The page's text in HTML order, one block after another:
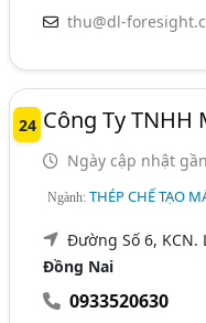
thu@dl-
24 Công Ty TNHH
Ngày cập nhật
Ngành:THÉP CHẾ TẠO
Đường Số 6, KCN.
Đồng Nai
0933520630